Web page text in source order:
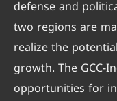
defense and
two regions are
realize the
growth. The GCC-
opportunities for